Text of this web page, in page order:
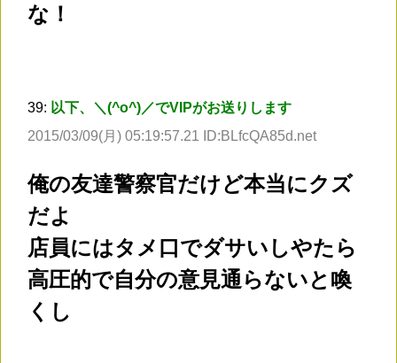
な！
39: 以下、＼(^o^)／でVIPがお送りします
2015/03/09(月) 05:19:57.21 ID:BLfcQA85d.net
俺の友達警察官だけど本当にクズ
だよ
店員にはタメ口でダサいしやたら
高圧的で自分の意見通らないと喚
くし